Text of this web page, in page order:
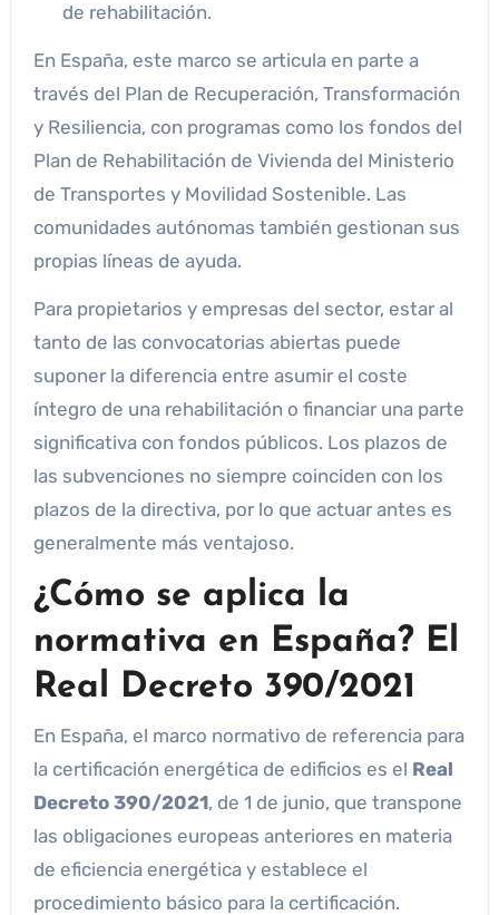
de rehabilitación.
En España, este marco se articula en parte a
través del Plan de Recuperación, Transformación
y Resiliencia, con programas como los fondos del
Plan de Rehabilitación de Vivienda del Ministerio
de Transportes y Movilidad Sostenible. Las
comunidades autónomas también gestionan sus
propias líneas de ayuda.
Para propietarios y empresas del sector, estar al
tanto de las convocatorias abiertas puede
suponer la diferencia entre asumir el coste
íntegro de una rehabilitación o financiar una parte
significativa con fondos públicos. Los plazos de
las subvenciones no siempre coinciden con los
plazos de la directiva, por lo que actuar antes es
generalmente más ventajoso.
¿Cómo se aplica la
normativa en España? El
Real Decreto 390/2021
En España, el marco normativo de referencia para
la certificación energética de edificios es el Real
Decreto 390/2021, de 1 de junio, que transpone
las obligaciones europeas anteriores en materia
de eficiencia energética y establece el
procedimiento básico para la certificación.